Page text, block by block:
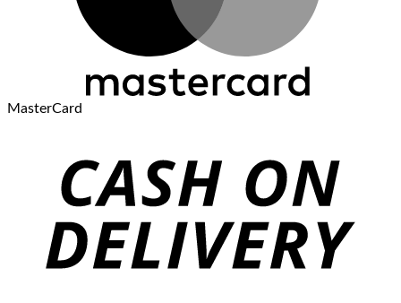
MasterCard